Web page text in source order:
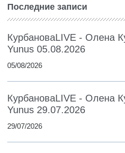
Последние записи
КурбановаLIVE - Олена
Yunus 05.08.2026
05/08/2026
КурбановаLIVE - Олена
Yunus 29.07.2026
29/07/2026